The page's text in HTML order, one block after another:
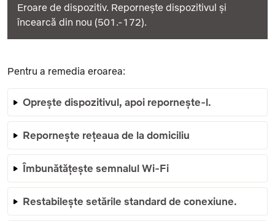
Eroare de dispozitiv. Repornește dispozitivul și
încearcă din nou (501.-172).
Pentru a remedia eroarea:
Oprește dispozitivul, apoi repornește-l.
Repornește rețeaua de la domiciliu
Îmbunătățește semnalul Wi-Fi
Restabilește setările standard de conexiune.